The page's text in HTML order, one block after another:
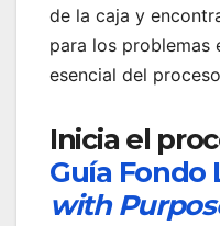
de la caja y
para los problemas
esencial del
Inicia el
Guía Fondo
with